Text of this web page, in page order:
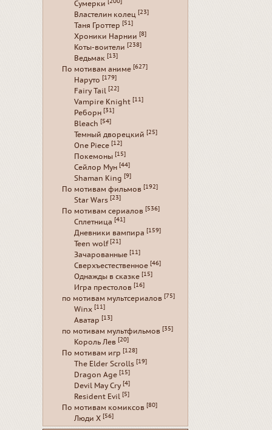
Сумерки [200]
Властелин колец [23]
Таня Гроттер [51]
Хроники Нарнии [8]
Коты-воители [238]
Ведьмак [13]
По мотивам аниме [627]
Наруто [179]
Fairy Tail [22]
Vampire Knight [11]
Реборн [31]
Bleach [54]
Темный дворецкий [25]
One Piece [12]
Покемоны [15]
Сейлор Мун [44]
Shaman King [9]
По мотивам фильмов [192]
Star Wars [23]
По мотивам сериалов [536]
Сплетница [41]
Дневники вампира [159]
Teen wolf [21]
Зачарованные [11]
Сверхъестественное [46]
Однажды в сказке [15]
Игра престолов [16]
по мотивам мультсериалов [75]
Winx [11]
Аватар [13]
по мотивам мультфильмов [35]
Король Лев [20]
По мотивам игр [128]
The Elder Scrolls [19]
Dragon Age [15]
Devil May Cry [4]
Resident Evil [5]
По мотивам комиксов [80]
Люди Х [56]